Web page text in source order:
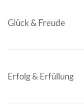
Glück & Freude
Erfolg & Erfüllung